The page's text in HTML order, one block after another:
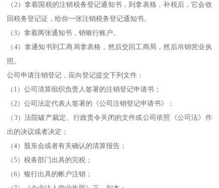
（2）拿着国税的注销税务登记通知书，到拿表格，补税后，它会收
回税务登记证，给你一张注销税务登记通知书。
（3）拿着两张通知书，销银行账户。
（4）拿通知书到工商局拿表格，然后交回工商局，然后吊销营业执
照。
公司申请注销登记，应向登记提交下列文件：
（1）公司清算组织负责人签署的注销登记申请书；
（2）公司法定代表人签署的《公司注销登记申请书》；
（3）法院破产裁定、行政责令关闭的文件或公司依照《公司法》作
出的决议或者决定；
（4）股东会或者有关确认的清算报告；
（5）税务部门出具的完税；
（6）银行出具的帐户注销；